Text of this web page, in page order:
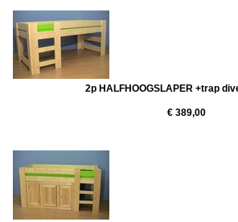
2p HALFHOOGSLAPER +trap
€ 389,00